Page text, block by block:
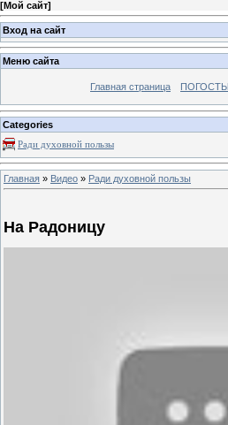
[Мой сайт]
Вход на сайт
Меню сайта
Главная страница ПОГОСТЫ
Categories
Ради духовной пользы
Главная » Видео » Ради духовной пользы
На Радоницу